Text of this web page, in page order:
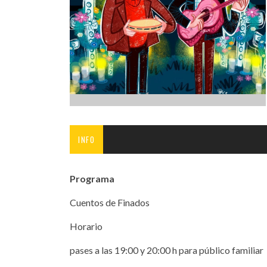
INFANTIL
INFO
Programa
Cuentos de Finados
Horario
pases a las 19:00 y 20:00 h para público familiar